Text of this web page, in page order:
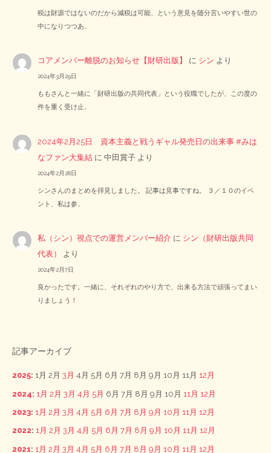
税は財源ではないのだから減税は可能、という意見を随分言いやすい世の
中になりつつあ…
コアメンバー離脱のお知らせ【財研出版】 に シン より
2024年3月29日
ももさんと一緒に「財研出版の共同代表」という役職でしたが、この度の
件を重く受け止…
2024年2月25日 資本主義と戦うギャル発売日の出来事 #みは
なファン大集結 に中田賞子 より
2024年2月28日
シンさんのまとめを拝見しました。 記事は見事ですね。 ３／１０のイベ
ント、私は参…
私（シン）視点での運営メンバー紹介 に シン（財研出版共同
代表）
より
2024年2月7日
良かったです。一緒に、それぞれのやり方で、出来る方法で頑張ってまい
りましょう！
記事アーカイブ
2025: 1月 2月 3月 4月 5月 6月 7月 8月 9月 10月 11月 12月
2024: 1月 2月 3月 4月 5月 6月 7月 8月 9月 10月 11月 12月
2023: 1月 2月 3月 4月 5月 6月 7月 8月 9月 10月 11月 12月
2022: 1月 2月 3月 4月 5月 6月 7月 8月 9月 10月 11月 12月
2021: 1月 2月 3月 4月 5月 6月 7月 8月 9月 10月 11月 12月